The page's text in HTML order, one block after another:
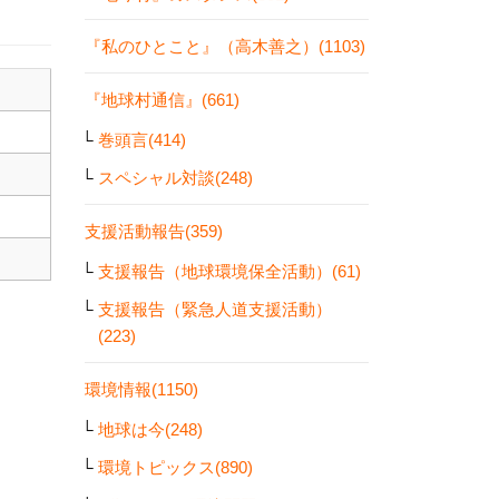
『私のひとこと』（高木善之）(1103)
『地球村通信』(661)
巻頭言(414)
スペシャル対談(248)
支援活動報告(359)
支援報告（地球環境保全活動）(61)
支援報告（緊急人道支援活動）
(223)
環境情報(1150)
地球は今(248)
環境トピックス(890)